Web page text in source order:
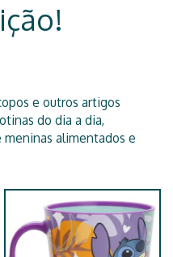
e outros artigos
do dia a dia,
alimentados e